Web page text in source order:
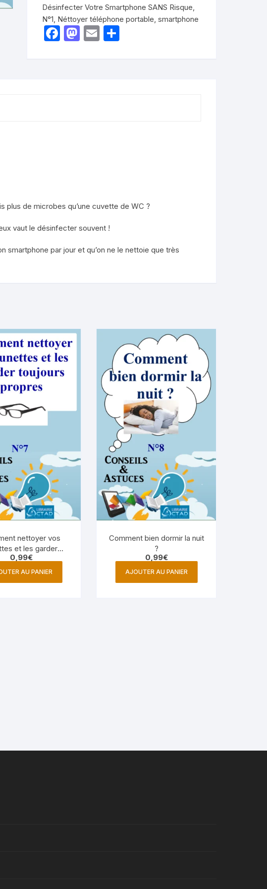
SANS
Risque
Désinfecter Votre Smartphone SANS Risque,
N°1, Néttoyer téléphone portable,smartphone
F
M E
de microbes qu’une cuvette de WC ?
vaut le désinfecter souvent !
smartphone par jour et qu’on ne le nettoie que très
nettoyer vos
et les garder
propres (Astuce
Opticien)
0,99€
AU PANIER
Comment bien dormir la nuit
?
0,99€
AJOUTER AU PANIER